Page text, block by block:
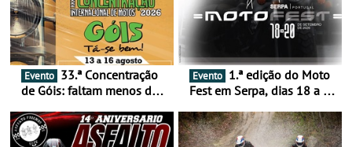
Evento
de Góis: faltam menos de
16 de agosto
Evento
Fest em Serpa, dias 18 a 20
duas rodas invade o Baixo
Alentejo